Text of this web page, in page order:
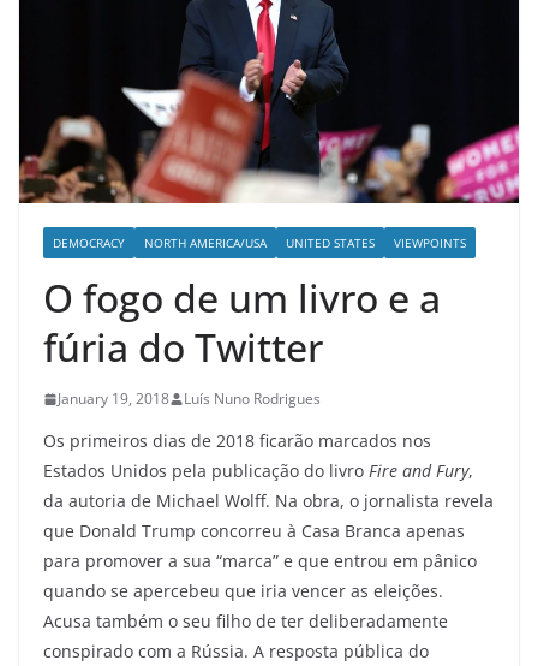
DEMOCRACY NORTH AMERICA/USA UNITED STATES VIEWPOINTS
O fogo de um livro e a
fúria do Twitter
January 19, 2018 Luís Nuno Rodrigues
Os primeiros dias de 2018 ficarão marcados nos
Estados Unidos pela publicação do livro Fire and Fury,
da autoria de Michael Wolff. Na obra, o jornalista revela
que Donald Trump concorreu à Casa Branca apenas
para promover a sua “marca” e que entrou em pânico
quando se apercebeu que iria vencer as eleições.
Acusa também o seu filho de ter deliberadamente
conspirado com a Rússia. A resposta pública do